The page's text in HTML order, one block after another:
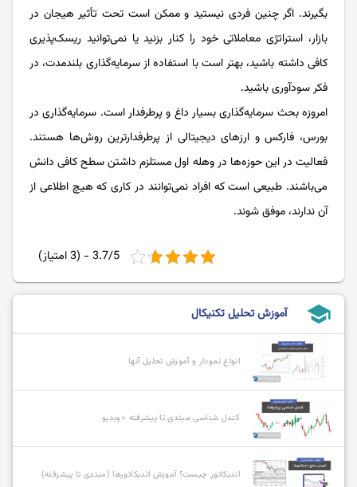
بگیرند. اگر چنین فردی نیستید و ممکن است تحت تأثیر هیجان در
بازار، استراتژی معاملاتی خود را کنار بزنید یا نمی‌‌‌‌‌‌‌‌‌‌‌‌‌‌توانید ریسک‌‌‌‌‌‌‌‌‌‌‌‌‌‌پذیری
کافی داشته باشید، بهتر است با استفاده از سرمایه‌‌‌‌‌‌‌‌‌‌‌‌‌‌گذاری بلندمدت، در
فکر سودآوری باشید.
امروزه بحث سرمایه‌‌‌‌‌‌‌‌‌‌‌‌‌‌گذاری بسیار داغ و پرطرفدار است. سرمایه‌‌‌‌‌‌‌‌‌‌‌‌‌‌گذاری در
بورس، فارکس و ارزهای دیجیتالی از پرطرفدارترین روش‌‌‌‌‌‌‌‌‌‌‌‌‌‌ها هستند.
فعالیت در این حوزه‌ها در وهله اول مستلزم داشتن سطح کافی دانش
می‌باشند. طبیعی است که افراد نمی‌‌‌‌‌‌‌‌‌‌‌‌‌‌توانند در کاری که هیچ اطلاعی از
آن ندارند، موفق شوند.
3.7/5 - (3 امتیاز)
school آموزش تحلیل تکنیکال
انواع نمودار و آموزش تحلیل آنها
کندل شناسی مبتدی تا پیشرفته +ویدیو
اندیکاتور چیست؟ آموزش اندیکاتورها (مبتدی تا پیشرفته)